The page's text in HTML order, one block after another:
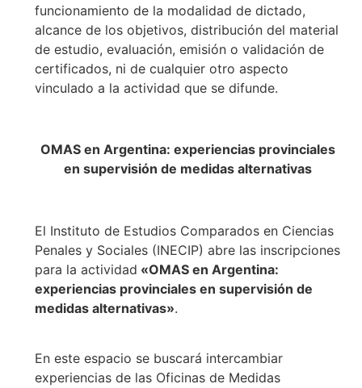
funcionamiento de la modalidad de dictado,
alcance de los objetivos, distribución del material
de estudio, evaluación, emisión o validación de
certificados, ni de cualquier otro aspecto
vinculado a la actividad que se difunde.
OMAS en Argentina: experiencias provinciales
en supervisión de medidas alternativas
El Instituto de Estudios Comparados en Ciencias
Penales y Sociales (INECIP) abre las inscripciones
para la actividad «OMAS en Argentina:
experiencias provinciales en supervisión de
medidas alternativas».
En este espacio se buscará intercambiar
experiencias de las Oficinas de Medidas